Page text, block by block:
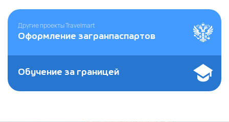
Другие проекты Travelmart
Оформление загранпаспартов
Обучение за границей